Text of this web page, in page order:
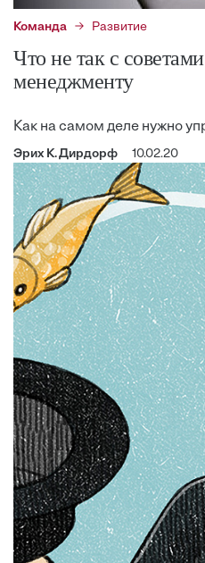
Команда Развитие
Что не так с
менеджменту
Как на самом деле нужно
Эрих К. Дирдорф 10.02.20